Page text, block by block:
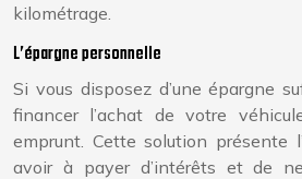
kilométrage.
L’épargne personnelle
Si vous disposez d’une épargne
financer l’achat de votre
emprunt. Cette solution présente
avoir à payer d’intérêts et de